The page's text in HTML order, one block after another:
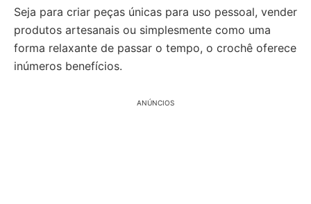
Seja para criar peças únicas para uso pessoal, vender
produtos artesanais ou simplesmente como uma
forma relaxante de passar o tempo, o crochê oferece
inúmeros benefícios.
ANÚNCIOS